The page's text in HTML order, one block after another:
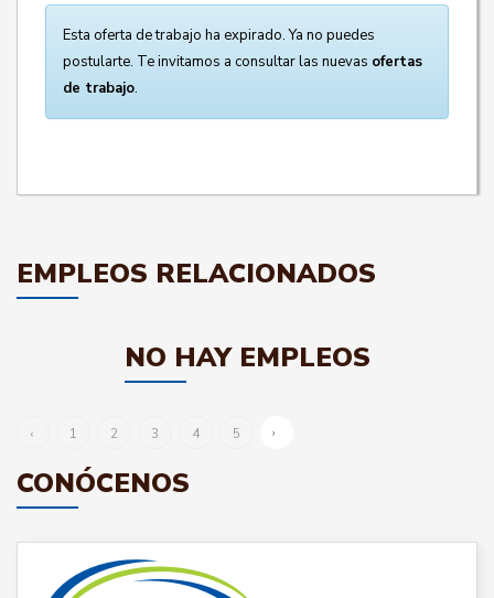
Esta oferta de trabajo ha expirado. Ya no puedes
postularte. Te invitamos a consultar las nuevas ofertas
de trabajo.
EMPLEOS RELACIONADOS
NO HAY EMPLEOS
‹ 1 2 3 4 5 ›
CONÓCENOS